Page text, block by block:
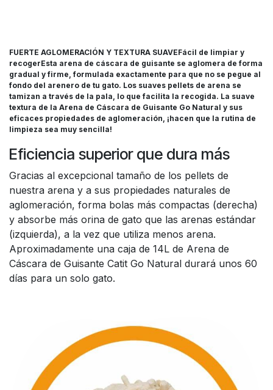
FUERTE AGLOMERACIÓN Y TEXTURA SUAVEFácil de limpiar y
recogerEsta arena de cáscara de guisante se aglomera de forma
gradual y firme, formulada exactamente para que no se pegue al
fondo del arenero de tu gato. Los suaves pellets de arena se
tamizan a través de la pala, lo que facilita la recogida. La suave
textura de la Arena de Cáscara de Guisante Go Natural y sus
eficaces propiedades de aglomeración, ¡hacen que la rutina de
limpieza sea muy sencilla!
Eficiencia superior que dura más
Gracias al excepcional tamaño de los pellets de
nuestra arena y a sus propiedades naturales de
aglomeración, forma bolas más compactas (derecha)
y absorbe más orina de gato que las arenas estándar
(izquierda), a la vez que utiliza menos arena.
Aproximadamente una caja de 14L de Arena de
Cáscara de Guisante Catit Go Natural durará unos 60
días para un solo gato.